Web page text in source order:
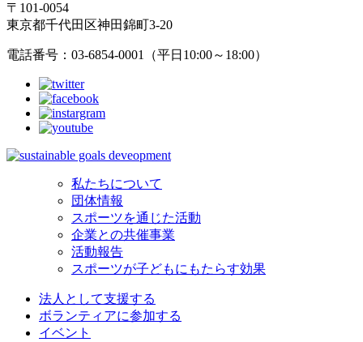
〒101-0054
東京都千代田区神田錦町3-20
電話番号：03-6854-0001（平日10:00～18:00）
私たちについて
団体情報
スポーツを通じた活動
企業との共催事業
活動報告
スポーツが子どもにもたらす効果
法人として支援する
ボランティアに参加する
イベント